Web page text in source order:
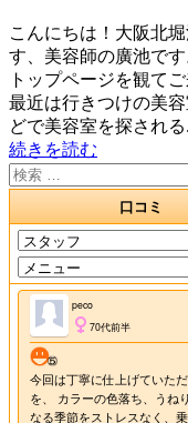
こんにちは！大阪北
す、美容師の廣池で
トップページを観て
最近は行きつけの美
どで美容室を探される
続きを読む